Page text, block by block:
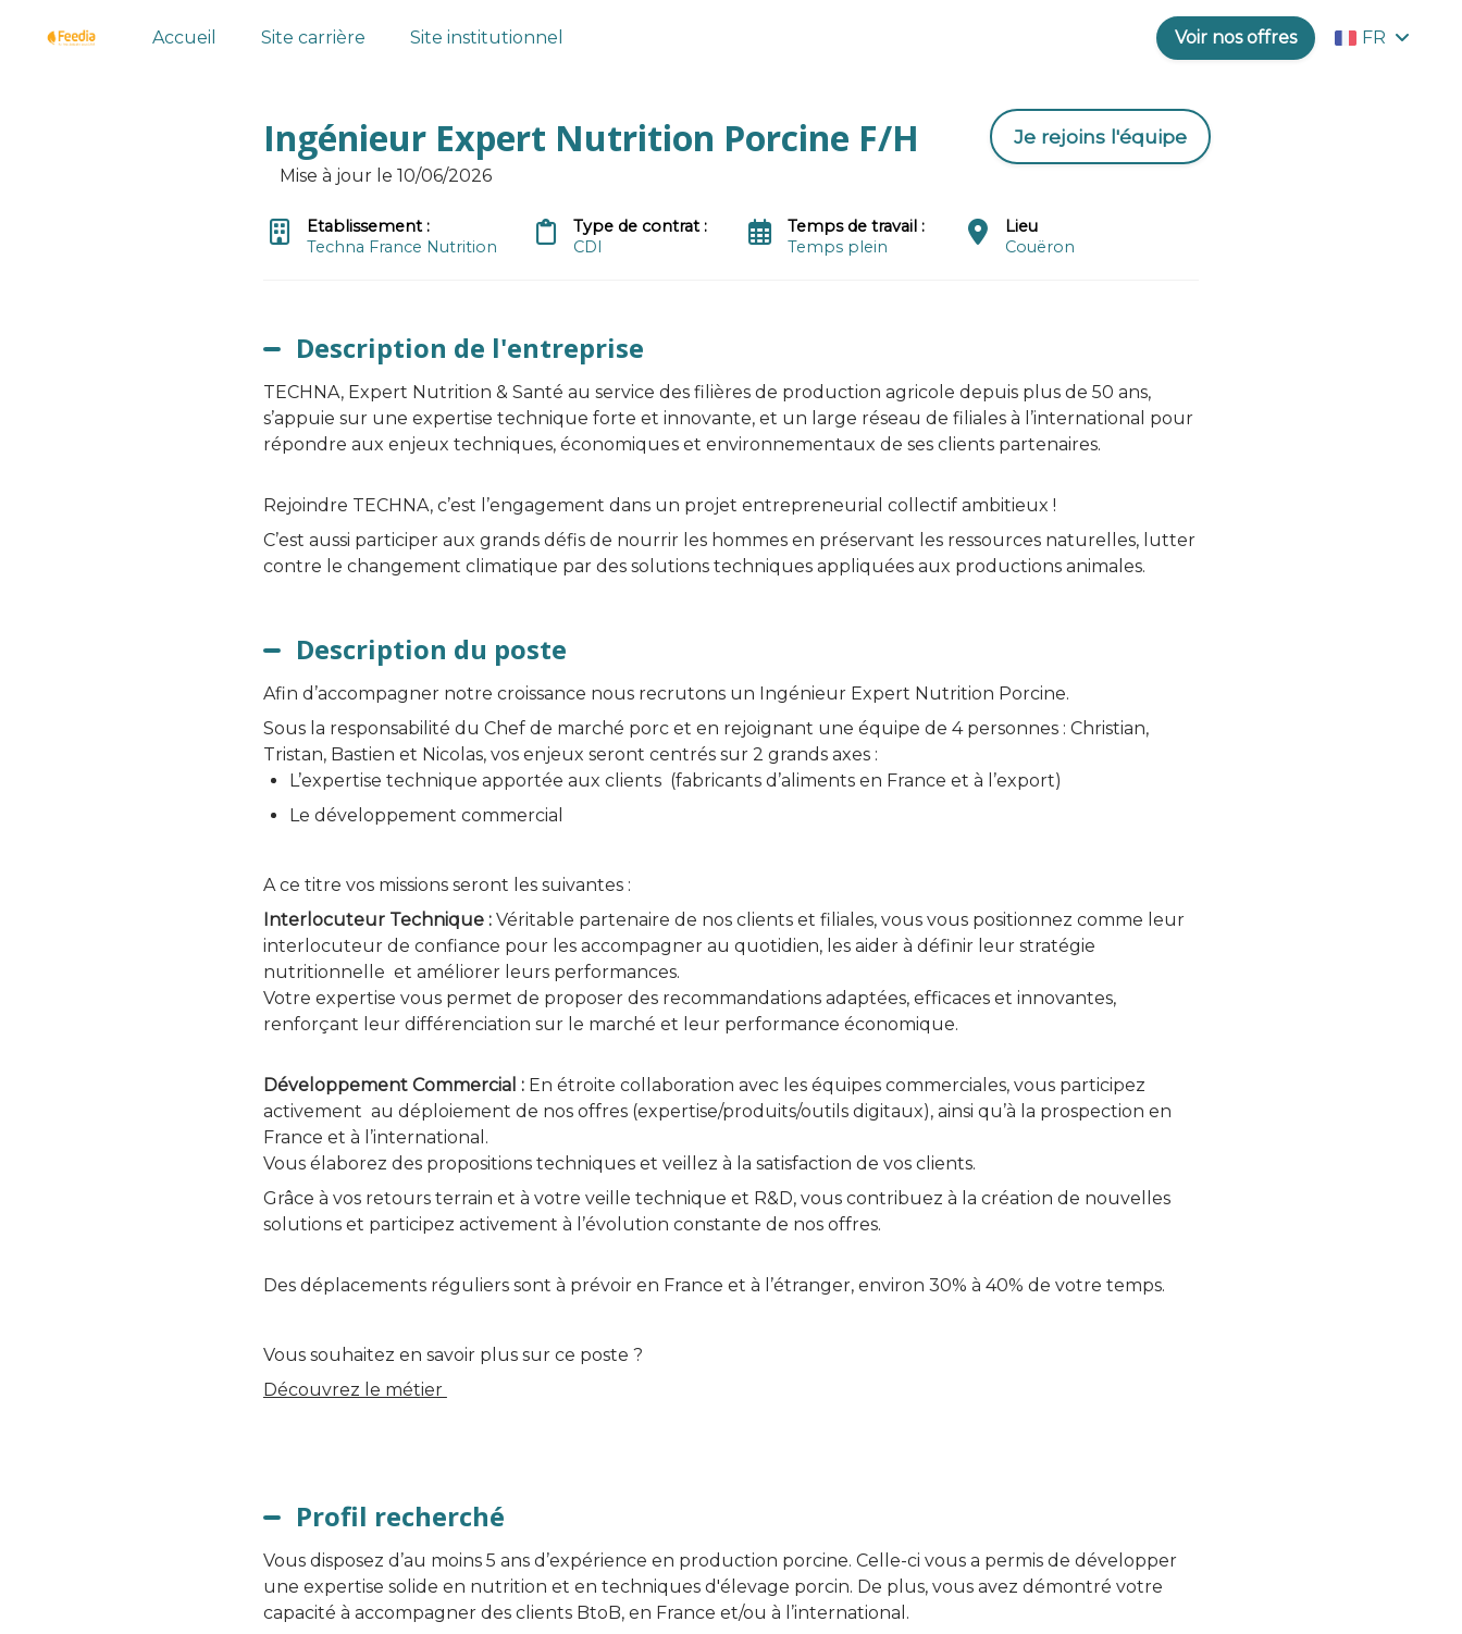
Accueil Site carrière Site institutionnel Voir nos offres FR
Ingénieur Expert Nutrition Porcine F/H Je rejoins l'équipe
Mise à jour le 10/06/2026
Etablissement :
Techna France Nutrition
Type de contrat :
CDI
Temps de travail :
Temps plein
Lieu
Couëron
Description de l'entreprise
TECHNA, Expert Nutrition & Santé au service des filières de production agricole depuis plus de 50 ans,
s’appuie sur une expertise technique forte et innovante, et un large réseau de filiales à l’international pour
répondre aux enjeux techniques, économiques et environnementaux de ses clients partenaires.
Rejoindre TECHNA, c’est l’engagement dans un projet entrepreneurial collectif ambitieux !
C’est aussi participer aux grands défis de nourrir les hommes en préservant les ressources naturelles, lutter
contre le changement climatique par des solutions techniques appliquées aux productions animales.
Description du poste
Afin d’accompagner notre croissance nous recrutons un Ingénieur Expert Nutrition Porcine.
Sous la responsabilité du Chef de marché porc et en rejoignant une équipe de 4 personnes : Christian,
Tristan, Bastien et Nicolas, vos enjeux seront centrés sur 2 grands axes :
L’expertise technique apportée aux clients (fabricants d’aliments en France et à l’export)
Le développement commercial
A ce titre vos missions seront les suivantes :
Interlocuteur Technique : Véritable partenaire de nos clients et filiales, vous vous positionnez comme leur
interlocuteur de confiance pour les accompagner au quotidien, les aider à définir leur stratégie
nutritionnelle et améliorer leurs performances.
Votre expertise vous permet de proposer des recommandations adaptées, efficaces et innovantes,
renforçant leur différenciation sur le marché et leur performance économique.
Développement Commercial :En étroite collaboration avec les équipes commerciales, vous participez
activement au déploiement de nos offres (expertise/produits/outils digitaux), ainsi qu’à la prospection en
France et à l’international.
Vous élaborez des propositions techniques et veillez à la satisfaction de vos clients.
Grâce à vos retours terrain et à votre veille technique et R&D, vous contribuez à la création de nouvelles
solutions et participez activement à l’évolution constante de nos offres.
Des déplacements réguliers sont à prévoir en France et à l’étranger, environ 30% à 40% de votre temps.
Vous souhaitez en savoir plus sur ce poste ?
Découvrez le métier
Profil recherché
Vous disposez d’au moins 5 ans d’expérience en production porcine. Celle-ci vous a permis de développer
une expertise solide en nutrition et en techniques d'élevage porcin. De plus, vous avez démontré votre
capacité à accompagner des clients BtoB, en France et/ou à l’international.